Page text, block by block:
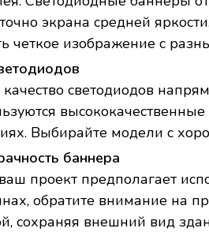
экрана средней
четкое изображение с
светодиодов
Выбирайте модели с
баннера
проект предполагает
обратите внимание на
сохраняя внешний вид